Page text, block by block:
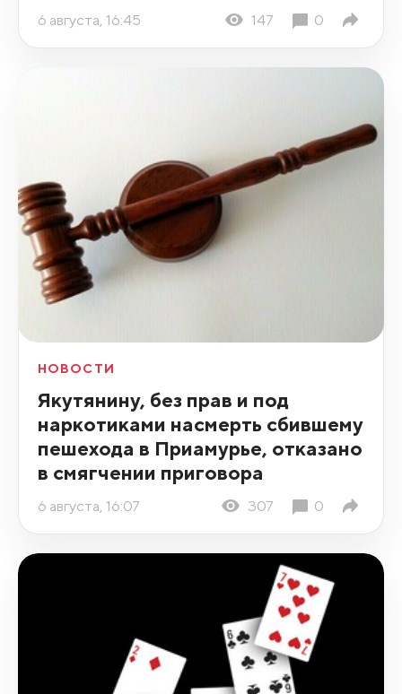
6 августа, 16:45 147 0
НОВОСТИ
Якутянину, без прав и под
наркотиками насмерть сбившему
пешехода в Приамурье, отказано
в смягчении приговора
6 августа, 16:07 307 0